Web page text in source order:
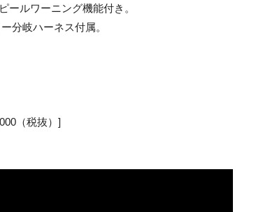
ールワーニング機能付き。
分岐ハーネス付属。
（税抜）]